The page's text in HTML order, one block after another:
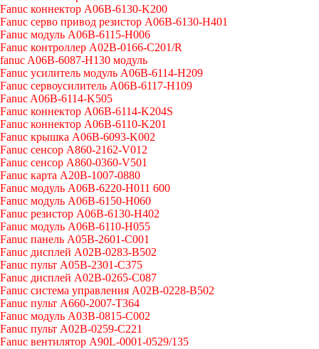
Fanuc коннектор A06B-6130-K200
Fanuc серво привод резистор A06B-6130-H401
Fanuc модуль A06B-6115-H006
Fanuc контроллер A02B-0166-C201/R
fanuc A06B-6087-H130 модуль
Fanuc усилитель модуль A06B-6114-H209
Fanuc сервоусилитель A06B-6117-H109
Fanuc A06B-6114-K505
Fanuc коннектор A06B-6114-K204S
Fanuc коннектор A06B-6110-K201
Fanuc крышка A06B-6093-K002
Fanuc сенсор A860-2162-V012
Fanuc сенсор A860-0360-V501
Fanuc карта A20B-1007-0880
Fanuc модуль A06B-6220-H011 600
Fanuc модуль A06B-6150-H060
Fanuc резистор A06B-6130-H402
Fanuc модуль A06B-6110-H055
Fanuc панель A05B-2601-C001
Fanuc дисплей A02B-0283-B502
Fanuc пульт A05B-2301-C375
Fanuc дисплей A02B-0265-C087
Fanuc система управления A02B-0228-B502
Fanuc пульт A660-2007-T364
Fanuc модуль A03B-0815-C002
Fanuc пульт A02B-0259-C221
Fanuc вентилятор A90L-0001-0529/135